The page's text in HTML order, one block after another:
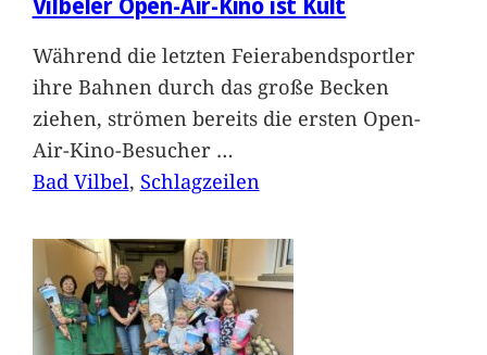
Während die letzten Feierabendsportler
ihre Bahnen durch das große Becken
ziehen, strömen bereits die ersten Open-
Air-Kino-Besucher …
Bad Vilbel, Schlagzeilen